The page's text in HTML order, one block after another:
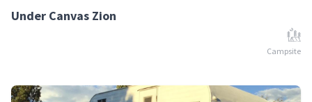
Under Canvas Zion
Campsite